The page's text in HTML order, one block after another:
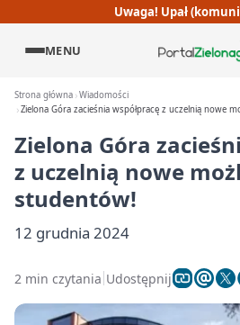
Uwaga! Upał
MENU
Strona główna Wiadomości
Zielona Góra zacieśnia współpracę z uczelnią nowe
Zielona Góra
z uczelnią nowe
studentów!
12 grudnia 2024
2 min czytania Udostępnij